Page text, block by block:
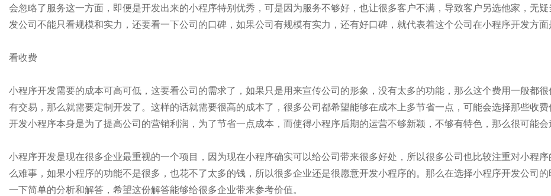
会忽略了服务这一方面，即便是开发出来的小程序特别优秀，可是因为服务不够好，也让很多客户不满，导致客户另选他家，无
发公司不能只看规模和实力，还要看一下公司的口碑，如果公司有规模有实力，还有好口碑，就代表着这个公司在小程序开发方面
看收费
小程序开发需要的成本可高可低，这要看公司的需求了，如果只是用来宣传公司的形象，没有太多的功能，那么这个费用一般都
有交易，那么就需要定制开发了。这样的话就需要很高的成本了，很多公司都希望能够在成本上多节省一点，可能会选择那些收
开发小程序本身是为了提高公司的营销利润，为了节省一点成本，而使得小程序后期的运营不够新颖，不够有特色，那么很可能会
小程序开发是现在很多企业最重视的一个项目，因为现在小程序确实可以给公司带来很多好处，所以很多公司也比较注重对小程
么难事，如果小程序的功能不是很多，也花不了太多的钱，所以很多企业还是很愿意开发小程序的。那么在选择小程序开发公司
一下简单的分析和解答，希望这份解答能够给很多企业带来参考价值。